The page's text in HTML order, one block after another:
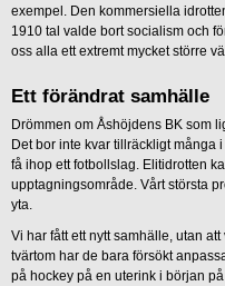
exempel. Den kommersiella
1910 tal valde bort socialism och
oss alla ett extremt mycket större
Ett förändrat samhälle
Drömmen om Åshöjdens BK som
Det bor inte kvar tillräckligt många
få ihop ett fotbollslag. Elitidrotten
upptagningsområde. Vårt största
yta.
Vi har fått ett nytt samhälle, utan
tvärtom har de bara försökt
på hockey på en uterink i början